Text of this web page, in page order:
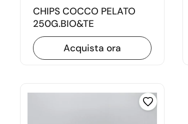
CHIPS COCCO PELATO
250G.BIO&TE
Acquista ora